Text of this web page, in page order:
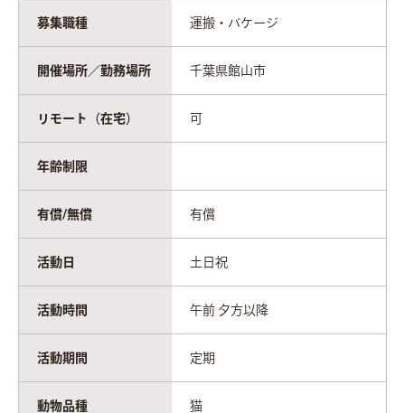
募集職種 運搬・バケージ
開催場所／勤務場所 千葉県館山市
リモート（在宅） 可
年齢制限
有償/無償 有償
活動日 土日祝
活動時間 午前 夕方以降
活動期間 定期
動物品種 猫